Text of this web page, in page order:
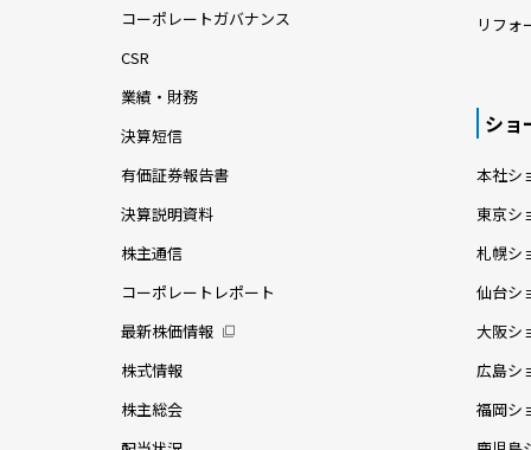
コーポレートガバナンス
CSR
業績・財務
決算短信
有価証券報告書
決算説明資料
株主通信
コーポレートレポート
最新株価情報
株式情報
株主総会
リフォ
ショ
本社シ
東京シ
札幌シ
仙台シ
大阪シ
広島シ
福岡シ